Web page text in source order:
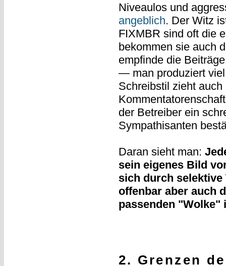
Niveaulos und
angeblich. Der Witz
FIXMBR sind oft die
bekommen sie auch
empfinde die
— man produziert
Schreibstil zieht
der Betreiber ein
Sympathisanten
Daran sieht man:
sein eigenes Bild
sich durch selektive
offenbar aber auch
passenden "Wolke"
2. Grenzen